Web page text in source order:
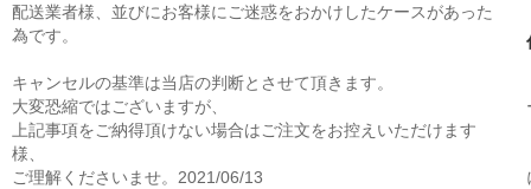
配送業者様、並びにお客様にご迷惑をおかけしたケースがあった
為です。
キャンセルの基準は当店の判断とさせて頂きます。
大変恐縮ではございますが、
上記事項をご納得頂けない場合はご注文をお控えいただけます
様、
ご理解くださいませ。2021/06/13